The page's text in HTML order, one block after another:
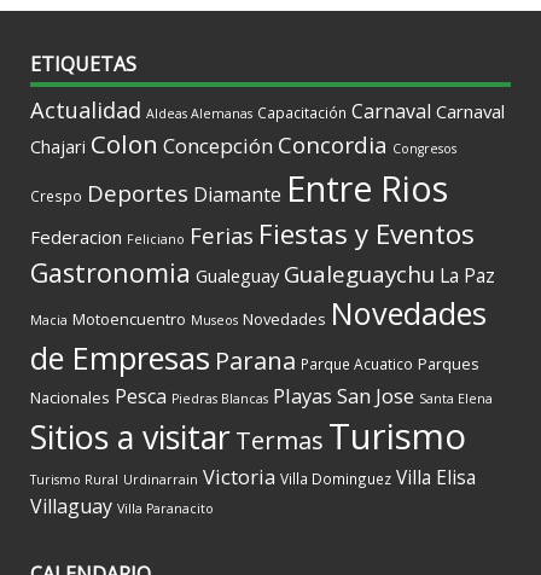
ETIQUETAS
Actualidad Aldeas Alemanas Capacitación Carnaval Carnaval
Chajari Colon Concepción Concordia Congresos
Crespo Deportes Diamante Entre Rios
Federacion Feliciano Ferias Fiestas y Eventos
Gastronomia Gualeguay Gualeguaychu La Paz
Macia Motoencuentro Museos Novedades Novedades
de Empresas Parana Parque Acuatico Parques
Nacionales Pesca Piedras Blancas Playas San Jose Santa Elena
Sitios a visitarTermas Turismo
Turismo Rural Urdinarrain Victoria Villa Dominguez Villa Elisa
Villaguay Villa Paranacito